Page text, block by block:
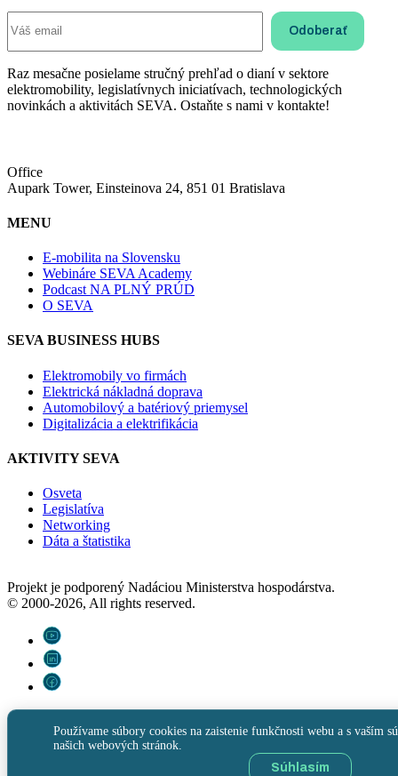
Raz mesačne posielame stručný prehľad o dianí v sektore
elektromobility, legislatívnych iniciatívach, technologických
novinkách a aktivitách SEVA. Ostaňte s nami v kontakte!
Office
Aupark Tower, Einsteinova 24, 851 01 Bratislava
MENU
E-mobilita na Slovensku
Webináre SEVA Academy
Podcast NA PLNÝ PRÚD
O SEVA
SEVA BUSINESS HUBS
Elektromobily vo firmách
Elektrická nákladná doprava
Automobilový a batériový priemysel
Digitalizácia a elektrifikácia
AKTIVITY SEVA
Osveta
Legislatíva
Networking
Dáta a štatistika
Projekt je podporený Nadáciou Ministerstva hospodárstva.
© 2000-2026, All rights reserved.
Používame súbory cookies na zaistenie funkčnosti webu a s vaším
našich webových stránok.
Súhlasím